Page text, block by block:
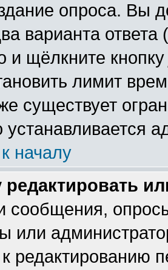
опроса. Вы
варианта ответа
и щёлкните
лимит
существует
устанавливается
началу
редактировать
сообщения,
или
редактированию